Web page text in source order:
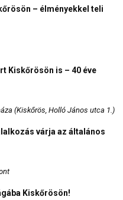
– élményekkel teli
Kiskőrösön is – 40 éve
(Kiskőrös, Holló János utca 1.)
várja az általános
Kiskőrösön!